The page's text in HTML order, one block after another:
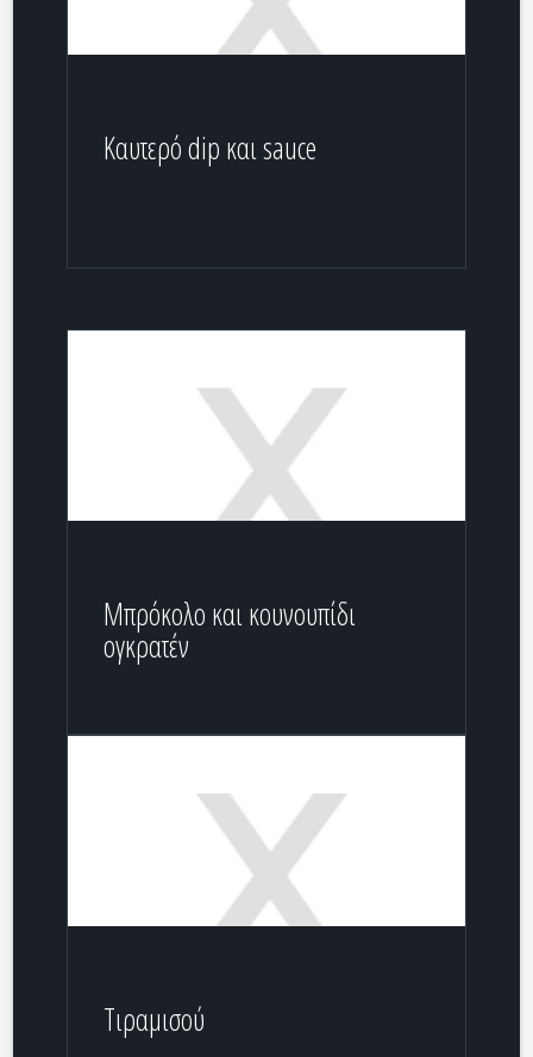
Καυτερό dip και sauce
Μπρόκολο και κουνουπίδι
ογκρατέν
Τιραμισού